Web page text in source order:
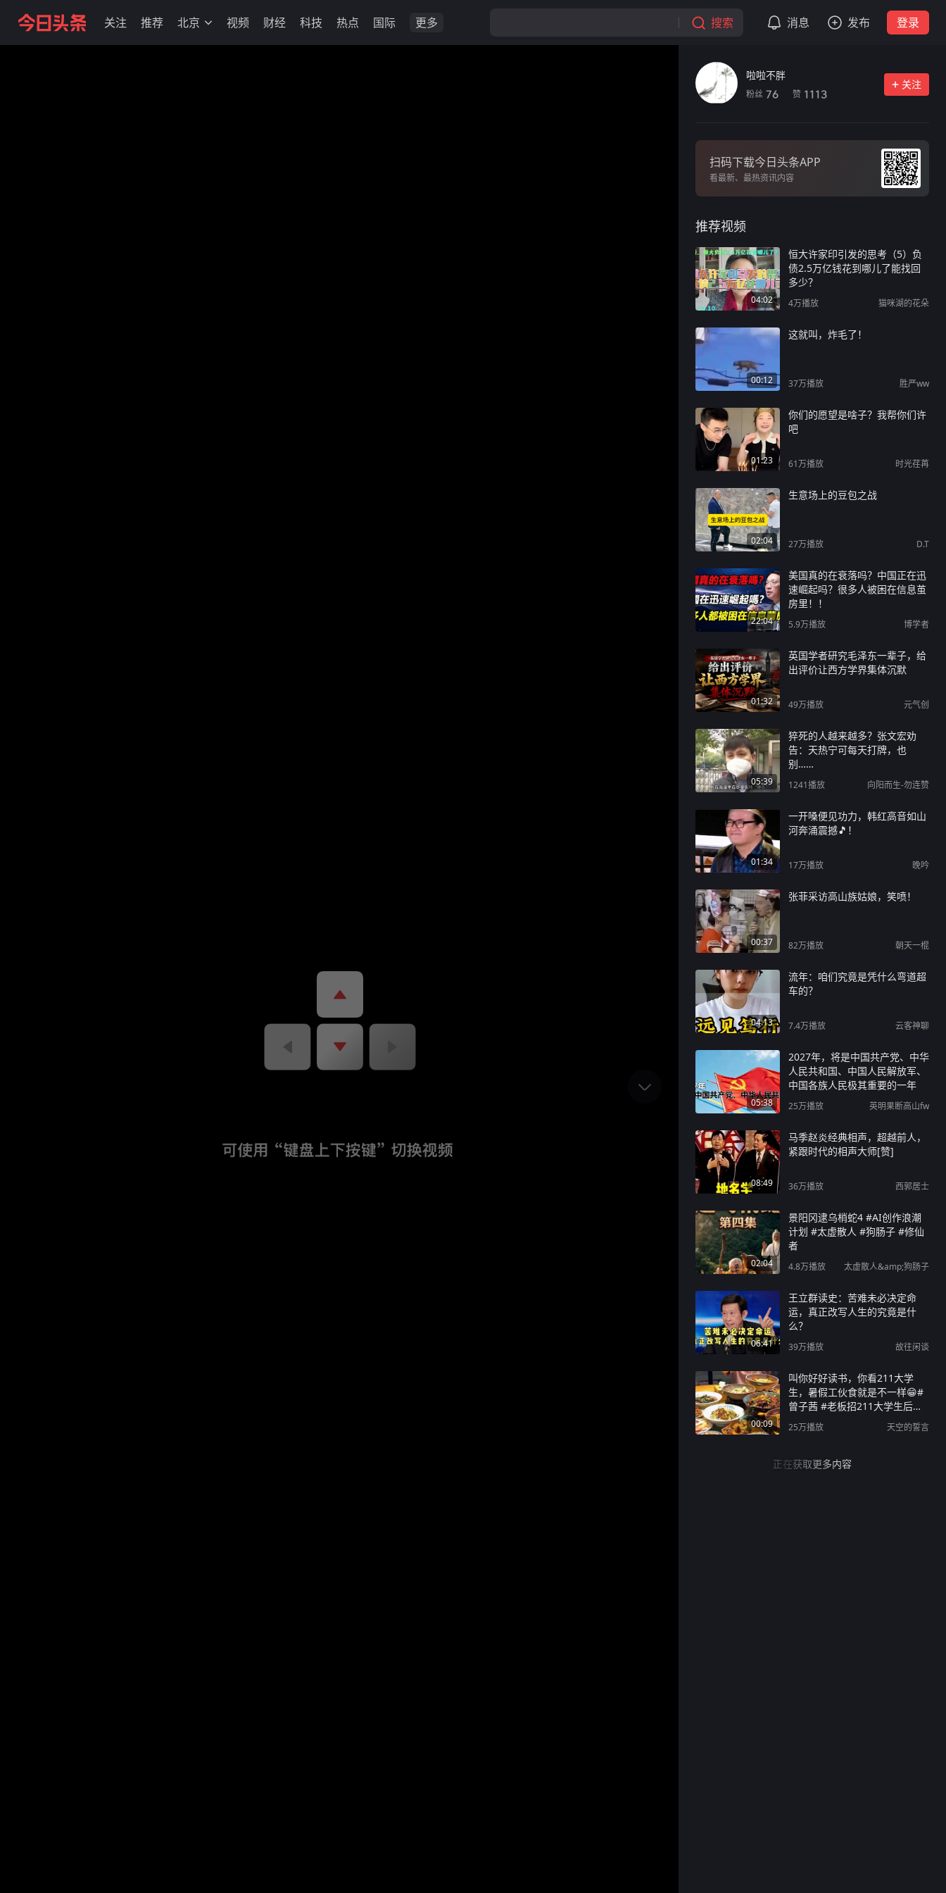
关注 推荐 北京 视频 财经 科技 热点 国际 更多 搜索 消息 发布 登录
啦啦不胖
粉丝 76 赞 1113
关注
扫码下载今日头条APP
看最新、最热资讯内容
推荐视频
04:02
恒大许家印引发的思考（5）负
债2.5万亿钱花到哪儿了能找回
多少？
4万播放 猫咪湖的花朵
00:12
这就叫，炸毛了！
37万播放 胜严ww
01:23
你们的愿望是啥子？我帮你们许
吧
61万播放 时光荏苒
02:04
生意场上的豆包之战
27万播放 D.T
22:04
美国真的在衰落吗？中国正在迅
速崛起吗？很多人被困在信息茧
房里！！
5.9万播放 博学者
01:32
英国学者研究毛泽东一辈子，给
出评价让西方学界集体沉默
49万播放 元气创
05:39
猝死的人越来越多？张文宏劝
告：天热宁可每天打牌，也
别……
1241播放 向阳而生-勿连赞
01:34
一开嗓便见功力，韩红高音如山
河奔涌震撼🎵！
17万播放 晚吟
00:37
张菲采访高山族姑娘，笑喷！
82万播放 朝天一棍
04:13
流年：咱们究竟是凭什么弯道超
车的？
7.4万播放 云客神聊
05:38
2027年，将是中国共产党、中华
人民共和国、中国人民解放军、
中国各族人民极其重要的一年
25万播放 英明果断高山fw
08:49
马季赵炎经典相声，超越前人，
紧跟时代的相声大师[赞]
36万播放 西郭居士
02:04
景阳冈逮乌梢蛇4 #AI创作浪潮
计划 #太虚散人 #狗肠子 #修仙
者
4.8万播放 太虚散人&amp;狗肠子
06:41
王立群读史：苦难未必决定命
运，真正改写人生的究竟是什
么？
39万播放 故往闲谈
00:09
叫你好好读书，你看211大学
生，暑假工伙食就是不一样😁#
曾子茜 #老板招211大学生后退
掉孩子暑假班 #长沙 #暑假工 #
暑假工的正确打开方式
25万播放 天空的誓言
正在获取更多内容